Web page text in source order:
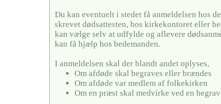
Du kan eventuelt i stedet få anmeldelsen hos
skrevet dødsattesten, hos kirkekontoret eller
kan vælge selv at udfylde og aflevere
kan få hjælp hos bedemanden.
I anmeldelsen skal der blandt andet oplyses,
Om afdøde skal begraves eller brændes
Om afdøde var medlem af folkekirken
Om en præst skal medvirke ved en